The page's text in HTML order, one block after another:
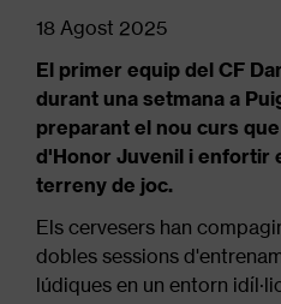
18 Agost 2025
El primer equip del CF
durant una setmana a
preparant el nou curs
d'Honor Juvenil i enfortir
terreny de joc.
Els cervesers han
dobles sessions
lúdiques en un entorn